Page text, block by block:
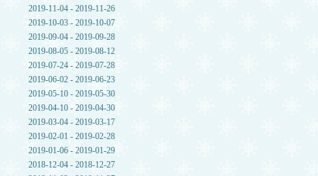
2019-11-04 - 2019-11-26
2019-10-03 - 2019-10-07
2019-09-04 - 2019-09-28
2019-08-05 - 2019-08-12
2019-07-24 - 2019-07-28
2019-06-02 - 2019-06-23
2019-05-10 - 2019-05-30
2019-04-10 - 2019-04-30
2019-03-04 - 2019-03-17
2019-02-01 - 2019-02-28
2019-01-06 - 2019-01-29
2018-12-04 - 2018-12-27